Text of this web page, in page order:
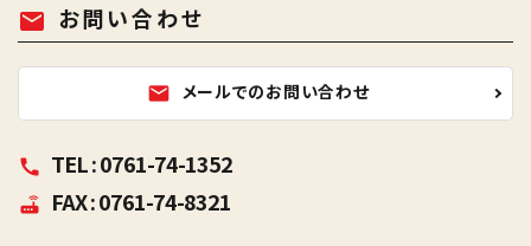
mail お問い合わせ
mail メールでのお問い合わせ
call TEL : 0761-74-1352
router FAX : 0761-74-8321